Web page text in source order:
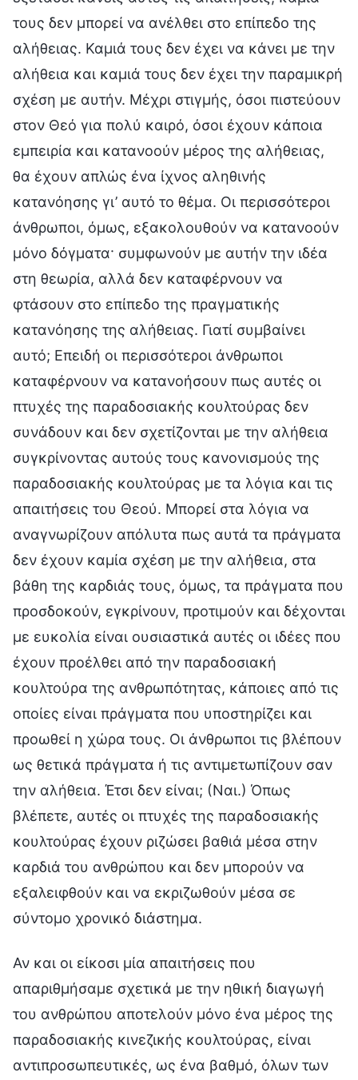
Αν και οι είκοσι μία απαιτήσεις που
απαριθμήσαμε σχετικά με την ηθική διαγωγή
του ανθρώπου αποτελούν μόνο ένα μέρος της
παραδοσιακής κινεζικής κουλτούρας, είναι
αντιπροσωπευτικές, ως ένα βαθμό, όλων των